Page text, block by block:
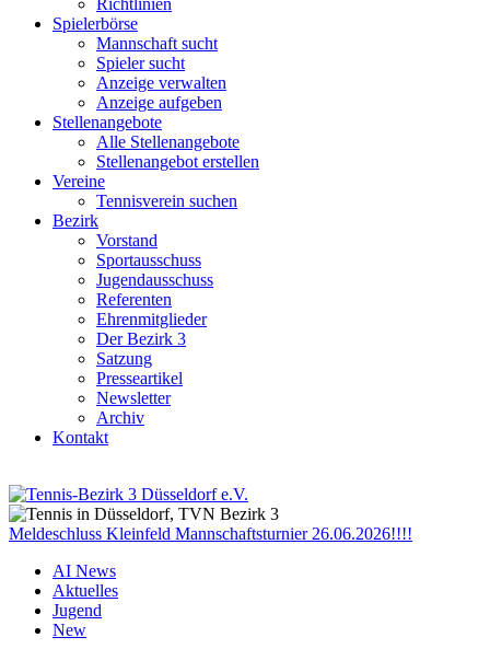
Richtlinien
Spielerbörse
Mannschaft sucht
Spieler sucht
Anzeige verwalten
Anzeige aufgeben
Stellenangebote
Alle Stellenangebote
Stellenangebot erstellen
Vereine
Tennisverein suchen
Bezirk
Vorstand
Sportausschuss
Jugendausschuss
Referenten
Ehrenmitglieder
Der Bezirk 3
Satzung
Presseartikel
Newsletter
Archiv
Kontakt
Meldeschluss Kleinfeld Mannschaftsturnier 26.06.2026!!!!
AI News
Aktuelles
Jugend
New